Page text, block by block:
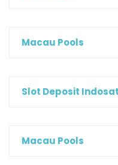
Macau Pools
Slot Deposit Indosat
Macau Pools